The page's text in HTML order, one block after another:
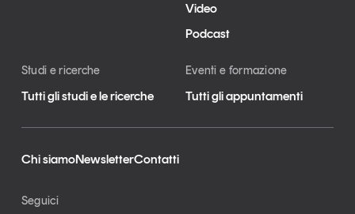
Video
Podcast
Studi e ricerche
Tutti gli studi e le ricerche
Eventi e formazione
Tutti gli appuntamenti
Chi siamoNewsletterContatti
Seguici